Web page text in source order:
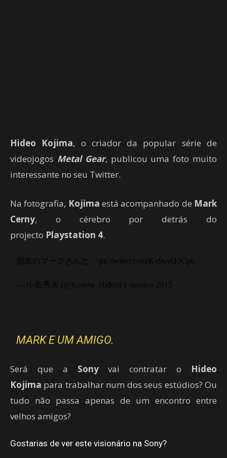
Hideo Kojima, o criador da popular série de
videojogos Metal Gear, publicou uma foto muito
interessante no seu Twitter.
Na fotografia, Kojima está acompanhado de Mark
Cerny, o cérebro por detrás do
projecto Playstation 4.
朋友のマークさんと。 pic.twitter.com/Kx9ovQ3Cpb
— 小島秀夫 (@Kojima_Hideo) 1 outubro 2015
MARK E UM AMIGO.
Será que a Sonyvai contratar o Hideo
Kojima para trabalhar num dos seus estúdios? Ou
tudo não passa apenas de um encontro entre
velhos amigos?
Gostarias de ver este visionário na Sony?